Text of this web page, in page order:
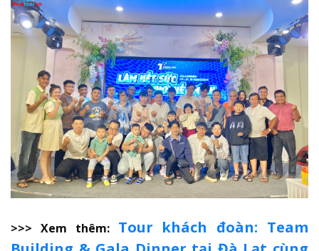
>>> Xem thêm: Tour khách đoàn: Team